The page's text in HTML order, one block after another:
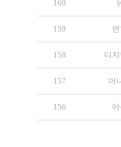
160
159
158 디
157 머
156